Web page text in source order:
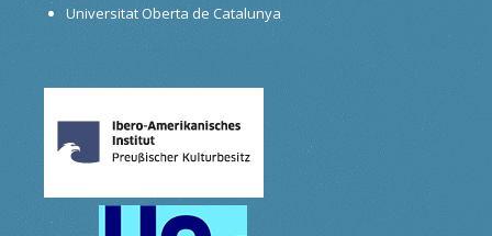
Universitat Oberta de Catalunya